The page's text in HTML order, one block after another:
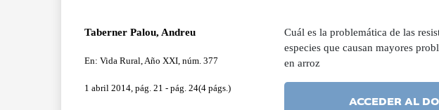
Taberner Palou, Andreu
En: Vida Rural, Año XXI, núm. 377
1 abril 2014, pág. 21 - pág. 24(4 págs.)
Cuál es la problemática de las
especies que causan mayores
en arroz
ACCEDER AL